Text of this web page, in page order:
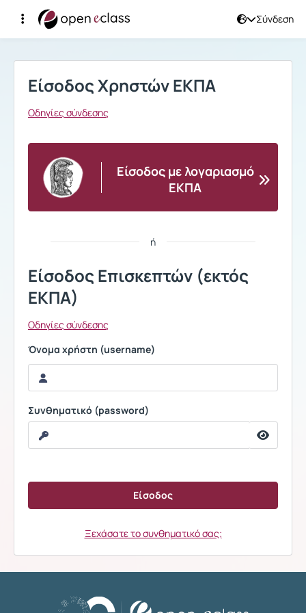
Σύνδεση
Σύνδεση
Είσοδος Χρηστών ΕΚΠΑ
Οδηγίες σύνδεσης
Είσοδος με λογαριασμό
ΕΚΠΑ
ή
Είσοδος Επισκεπτών (εκτός
ΕΚΠΑ)
Οδηγίες σύνδεσης
Όνομα χρήστη (username)
Συνθηματικό (password)
Ξεχάσατε το συνθηματικό σας;